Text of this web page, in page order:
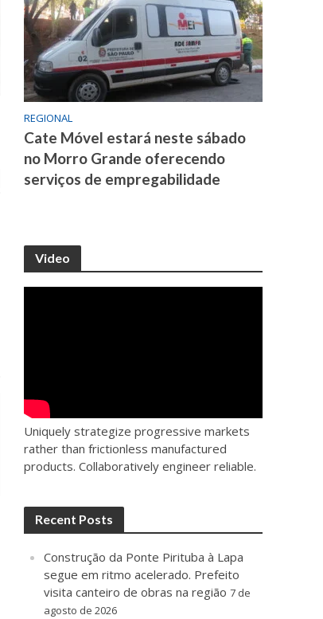
REGIONAL
Cate Móvel estará neste sábado
no Morro Grande oferecendo
serviços de empregabilidade
Video
Uniquely strategize progressive markets
rather than frictionless manufactured
products. Collaboratively engineer reliable.
Recent Posts
Construção da Ponte Pirituba à Lapa
segue em ritmo acelerado. Prefeito
visita canteiro de obras na região 7 de
agosto de 2026